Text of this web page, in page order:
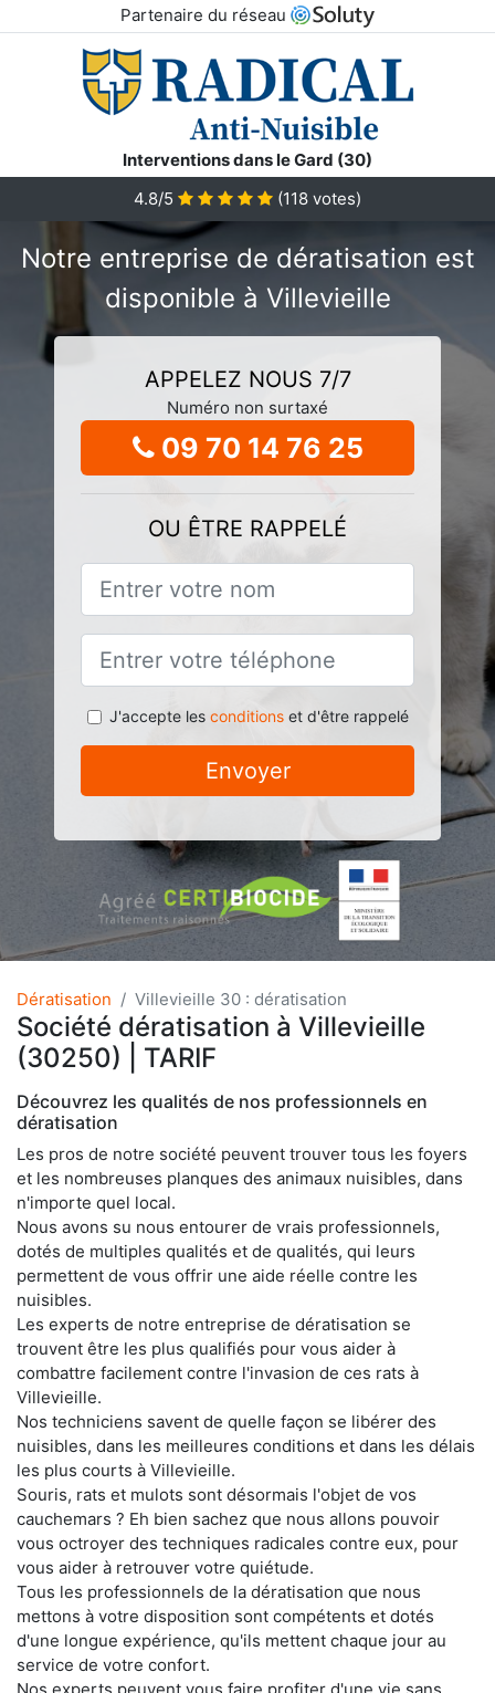
Partenaire du réseau
Interventions dans le Gard (30)
4.8/5
(118 votes)
Notre entreprise de dératisation est
disponible à Villevieille
APPELEZ NOUS 7/7
Numéro non surtaxé
09 70 14 76 25
OU ÊTRE RAPPELÉ
J'accepte les conditionset d'être rappelé
Envoyer
Dératisation Villevieille 30 : dératisation
Société dératisation à Villevieille
(30250) | TARIF
Découvrez les qualités de nos professionnels en
dératisation
Les pros de notre société peuvent trouver tous les foyers
et les nombreuses planques des animaux nuisibles, dans
n'importe quel local.
Nous avons su nous entourer de vrais professionnels,
dotés de multiples qualités et de qualités, qui leurs
permettent de vous offrir une aide réelle contre les
nuisibles.
Les experts de notre entreprise de dératisation se
trouvent être les plus qualifiés pour vous aider à
combattre facilement contre l'invasion de ces rats à
Villevieille.
Nos techniciens savent de quelle façon se libérer des
nuisibles, dans les meilleures conditions et dans les délais
les plus courts à Villevieille.
Souris, rats et mulots sont désormais l'objet de vos
cauchemars ? Eh bien sachez que nous allons pouvoir
vous octroyer des techniques radicales contre eux, pour
vous aider à retrouver votre quiétude.
Tous les professionnels de la dératisation que nous
mettons à votre disposition sont compétents et dotés
d'une longue expérience, qu'ils mettent chaque jour au
service de votre confort.